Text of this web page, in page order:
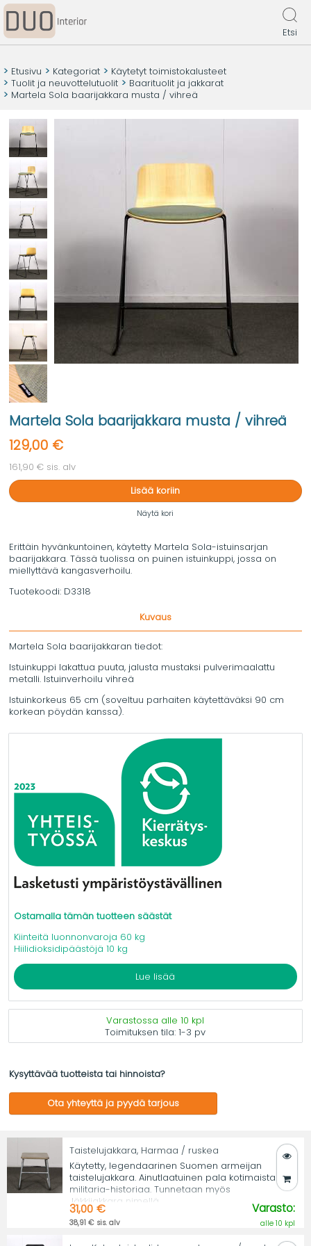
Etsi
Etusivu Kategoriat
Käytetyt toimistokalusteet
Tuolit ja neuvottelutuolit
Baarituolit ja jakkarat
Martela Sola baarijakkara musta / vihreä
Martela Sola baarijakkara musta / vihreä
129,00 €
161,90 € sis. alv
Lisää koriin
Näytä kori
Erittäin hyvänkuntoinen, käytetty Martela Sola-istuinsarjan
baarijakkara. Tässä tuolissa on puinen istuinkuppi, jossa on
miellyttävä kangasverhoilu.
Tuotekoodi: D3318
Kuvaus
Martela Sola baarijakkaran tiedot:
Istuinkuppi lakattua puuta, jalusta mustaksi pulverimaalattu
metalli. Istuinverhoilu vihreä
Istuinkorkeus 65 cm (soveltuu parhaiten käytettäväksi 90 cm
korkean pöydän kanssa).
Ostamalla tämän tuotteen säästät
Kiinteitä luonnonvaroja 60 kg
Hiilidioksidipäästöjä 10 kg
Lue lisää
Varastossa alle 10 kpl
Toimituksen tila:1-3 pv
Kysyttävää tuotteista tai hinnoista?
Ota yhteyttä ja pyydä tarjous
Taistelujakkara, Harmaa / ruskea
Käytetty, legendaarinen Suomen armeijan
taistelujakkara. Ainutlaatuinen pala kotimaista
militaria-historiaa. Tunnetaan myös
Jäkkijakkara nimellä.
31,00 €
38,91 € sis. alv
Varasto:
alle 10 kpl